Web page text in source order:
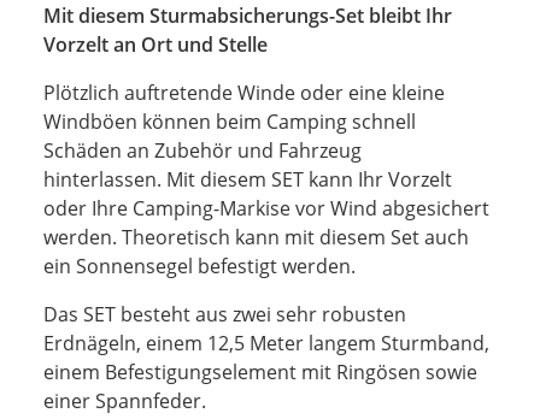
Mit diesem Sturmabsicherungs-Set bleibt Ihr
Vorzelt an Ort und Stelle
Plötzlich auftretende Winde oder eine kleine
Windböen können beim Camping schnell
Schäden an Zubehör und Fahrzeug
hinterlassen. Mit diesem SET kann Ihr Vorzelt
oder Ihre Camping-Markise vor Wind abgesichert
werden. Theoretisch kann mit diesem Set auch
ein Sonnensegel befestigt werden.
Das SET besteht aus zwei sehr robusten
Erdnägeln, einem 12,5 Meter langem Sturmband,
einem Befestigungselement mit Ringösen sowie
einer Spannfeder.